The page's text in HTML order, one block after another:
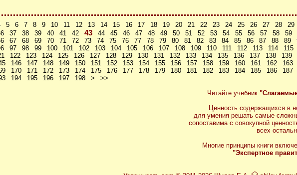
5 6 7 8 9 10 11 12 13 14 15 16 17 18 19 20 21 22 23 24 25 26 27 28 29
37 38 39 40 41 42 43 44 45 46 47 48 49 50 51 52 53 54 55 56 57 58 59
67 68 69 70 71 72 73 74 75 76 77 78 79 80 81 82 83 84 85 86 87 88 89
97 98 99 100 101 102 103 104 105 106 107 108 109 110 111 112 113 114 115
122 123 124 125 126 127 128 129 130 131 132 133 134 135 136 137 138 139
146 147 148 149 150 151 152 153 154 155 156 157 158 159 160 161 162 163
170 171 172 173 174 175 176 177 178 179 180 181 182 183 184 185 186 187
194 195 196 197 198 >
>>
Читайте учебник
Ценность содержащихся в
для умения решать самые
сопоставима с совокупной
всех
Многие принципы книги
"Экспертное